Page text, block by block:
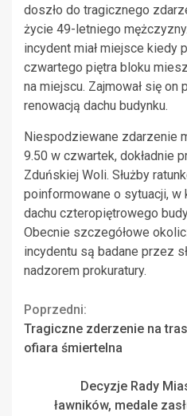
doszło do tragicznego
życie 49-letniego
incydent miał miejsce kiedy
czwartego piętra bloku
na miejscu. Zajmował się on
renowacją dachu budynku.
Niespodziewane zdarzenie
9.50 w czwartek, dokładnie
Zduńskiej Woli. Służby
poinformowane o sytuacji, w
dachu czteropiętrowego
Obecnie szczegółowe
incydentu są badane przez
nadzorem prokuratury.
Continue
Reading
Poprzedni:
Tragiczne zderzenie na
ofiara śmiertelna
Decyzje Rady
ławników, medale